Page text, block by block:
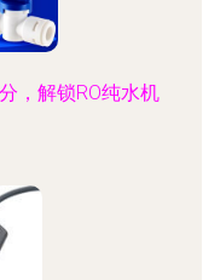
，解锁RO纯水机